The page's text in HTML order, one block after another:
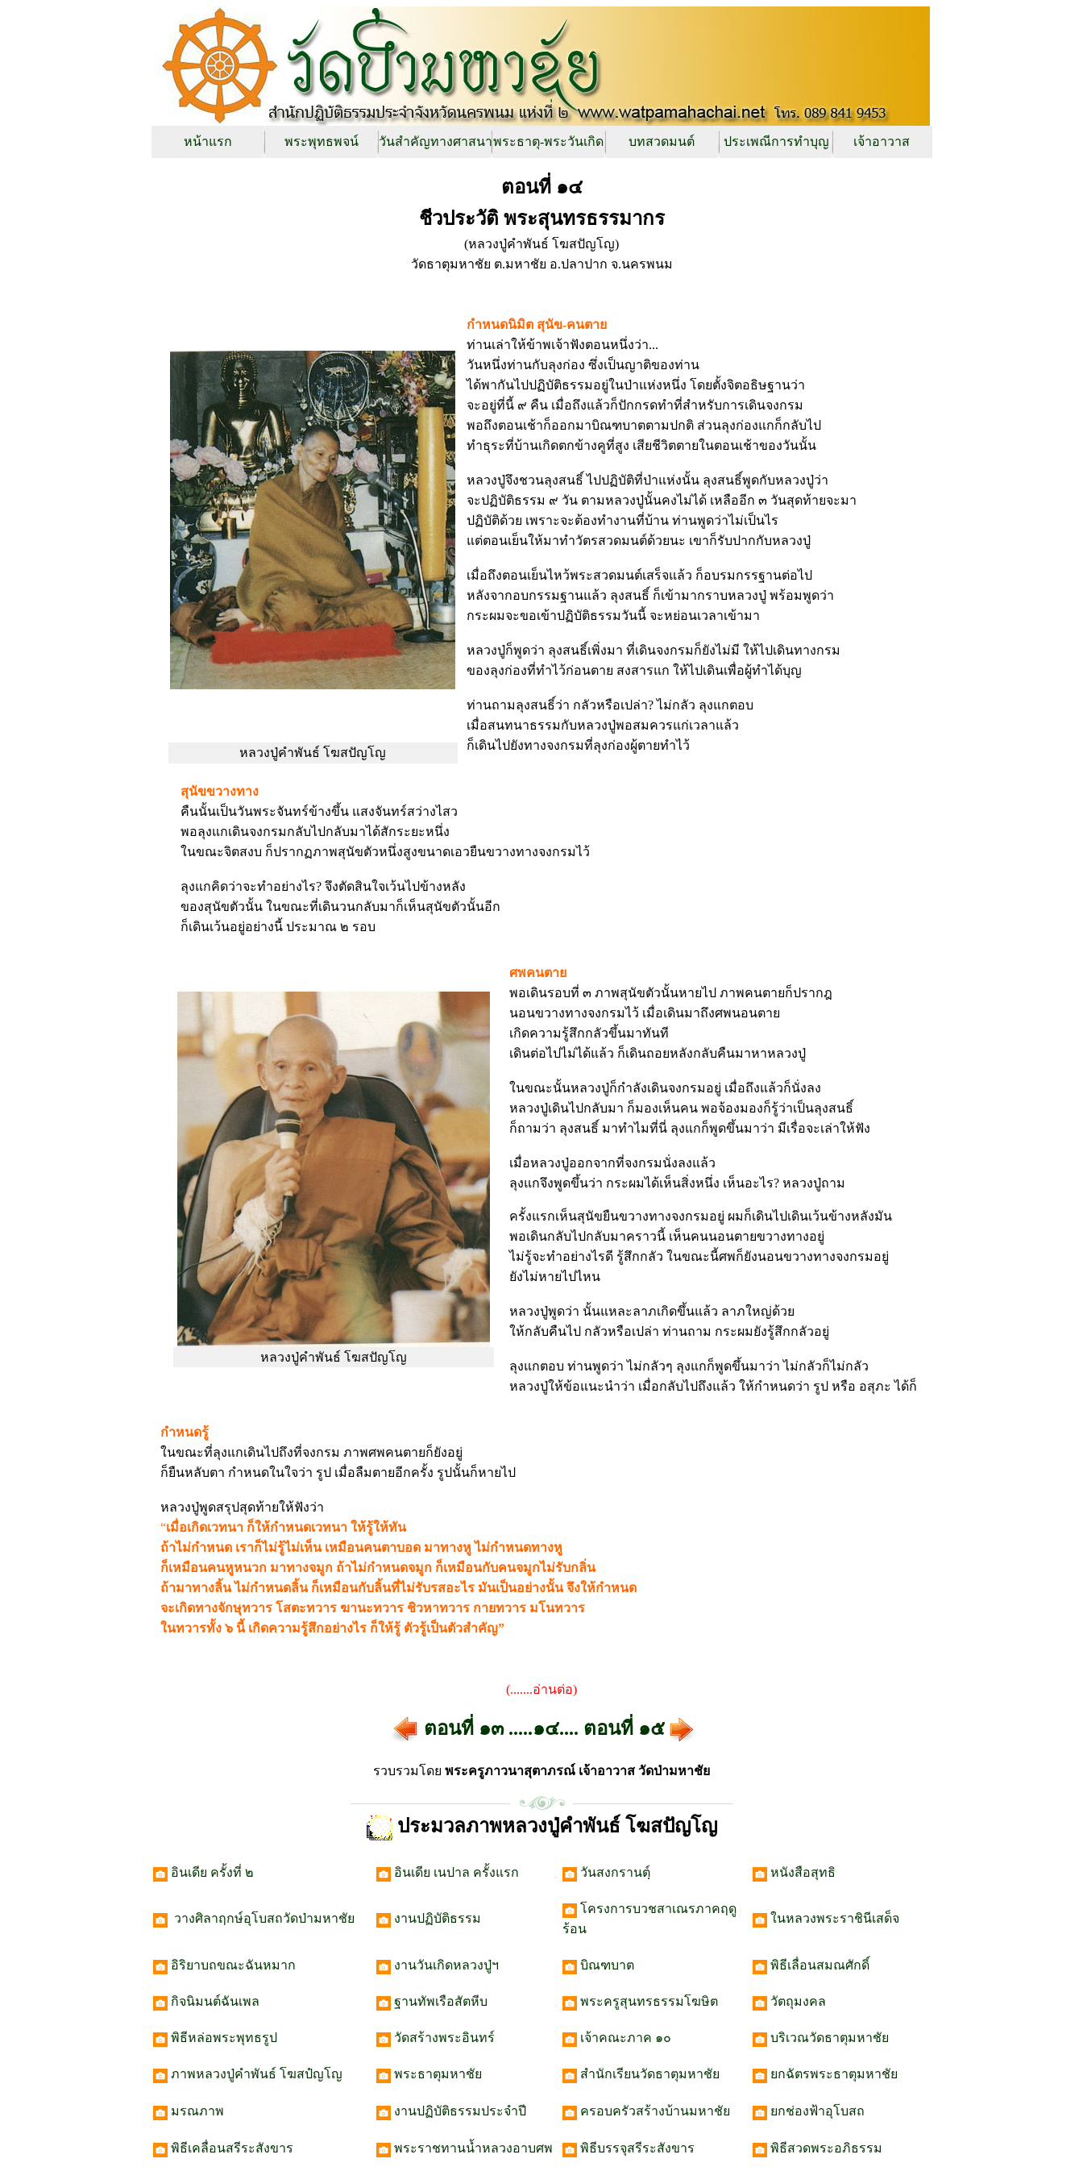
หน้าแรก พระพุทธพจน์ วันสำคัญทางศาสนาพระธาตุ-พระวันเกิด บทสวดมนต์ ประเพณีการทำบุญ เจ้าอาวาส
ตอนที่ ๑๔
ชีวประวัติ พระสุนทรธรรมากร
(หลวงปู่คำพันธ์ โฆสปัญโญ)
วัดธาตุมหาชัย ต.มหาชัย อ.ปลาปาก จ.นครพนม
กำหนดนิมิต สุนัข-คนตาย
ท่านเล่าให้ข้าพเจ้าฟังตอนหนึ่งว่า...
วันหนึ่งท่านกับลุงก่อง ซึ่งเป็นญาติของท่าน
ได้พากันไปปฏิบัติธรรมอยู่ในป่าแห่งหนึ่ง โดยตั้งจิตอธิษฐานว่า
จะอยู่ที่นี้ ๙ คืน เมื่อถึงแล้วก็ปักกรดทำที่สำหรับการเดินจงกรม
พอถึงตอนเช้าก็ออกมาบิณฑบาตตามปกติ ส่วนลุงก่องแกก็กลับไป
ทำธุระที่บ้านเกิดตกข้างคูที่สูง เสียชีวิตตายในตอนเช้าของวันนั้น
หลวงปู่จึงชวนลุงสนธิ์ ไปปฏิบัติที่ป่าแห่งนั้น ลุงสนธิ์พูดกับหลวงปู่ว่า
จะปฏิบัติธรรม ๙ วัน ตามหลวงปู่นั้นคงไม่ได้ เหลืออีก ๓ วันสุดท้ายจะมา
ปฏิบัติด้วย เพราะจะต้องทำงานที่บ้าน ท่านพูดว่าไม่เป็นไร
แต่ตอนเย็นให้มาทำวัตรสวดมนต์ด้วยนะ เขาก็รับปากกับหลวงปู่
เมื่อถึงตอนเย็นไหว้พระสวดมนต์เสร็จแล้ว ก็อบรมกรรฐานต่อไป
หลังจากอบกรรมฐานแล้ว ลุงสนธิ์ ก็เข้ามากราบหลวงปู่ พร้อมพูดว่า
กระผมจะขอเข้าปฏิบัติธรรมวันนี้ จะหย่อนเวลาเข้ามา
หลวงปู่ก็พูดว่า ลุงสนธิ์เพิ่งมา ที่เดินจงกรมก็ยังไม่มี ให้ไปเดินทางกรม
ของลุงก่องที่ทำไว้ก่อนตาย สงสารแก ให้ไปเดินเพื่อผู้ทำได้บุญ
ท่านถามลุงสนธิ์ว่า กลัวหรือเปล่า? ไม่กลัว ลุงแกตอบ
เมื่อสนทนาธรรมกับหลวงปู่พอสมควรแก่เวลาแล้ว
ก็เดินไปยังทางจงกรมที่ลุงก่องผู้ตายทำไว้
หลวงปู่คำพันธ์ โฆสปัญโญ
สุนัขขวางทาง
คืนนั้นเป็นวันพระจันทร์ข้างขึ้น แสงจันทร์สว่างไสว
พอลุงแกเดินจงกรมกลับไปกลับมาได้สักระยะหนึ่ง
ในขณะจิตสงบ ก็ปรากฏภาพสุนัขตัวหนึ่งสูงขนาดเอวยืนขวางทางจงกรมไว้
ลุงแกคิดว่าจะทำอย่างไร? จึงตัดสินใจเว้นไปข้างหลัง
ของสุนัขตัวนั้น ในขณะที่เดินวนกลับมาก็เห็นสุนัขตัวนั้นอีก
ก็เดินเว้นอยู่อย่างนี้ ประมาณ ๒ รอบ
หลวงปู่คำพันธ์ โฆสปัญโญ
ศพคนตาย
พอเดินรอบที่ ๓ ภาพสุนัขตัวนั้นหายไป ภาพคนตายก็ปรากฎ
นอนขวางทางจงกรมไว้ เมื่อเดินมาถึงศพนอนตาย
เกิดความรู้สึกกลัวขึ้นมาทันที
เดินต่อไปไม่ได้แล้ว ก็เดินถอยหลังกลับคืนมาหาหลวงปู่
ในขณะนั้นหลวงปู่ก็กำลังเดินจงกรมอยู่ เมื่อถึงแล้วก็นั่งลง
หลวงปู่เดินไปกลับมา ก็มองเห็นคน พอจ้องมองก็รู้ว่าเป็นลุงสนธิ์
ก็ถามว่า ลุงสนธิ์ มาทำไมที่นี่ ลุงแกก็พูดขึ้นมาว่า มีเรื่อจะเล่าให้ฟัง
เมื่อหลวงปู่ออกจากที่จงกรมนั่งลงแล้ว
ลุงแกจึงพูดขึ้นว่า กระผมได้เห็นสิ่งหนึ่ง เห็นอะไร? หลวงปู่ถาม
ครั้งแรกเห็นสุนัขยืนขวางทางจงกรมอยู่ ผมก็เดินไปเดินเว้นข้างหลังมัน
พอเดินกลับไปกลับมาคราวนี้ เห็นคนนอนตายขวางทางอยู่
ไม่รู้จะทำอย่างไรดี รู้สึกกลัว ในขณะนี้ศพก็ยังนอนขวางทางจงกรมอยู่
ยังไม่หายไปไหน
หลวงปู่พูดว่า นั้นแหละลาภเกิดขึ้นแล้ว ลาภใหญ่ด้วย
ให้กลับคืนไป กลัวหรือเปล่า ท่านถาม กระผมยังรู้สึกกลัวอยู่
ลุงแกตอบ ท่านพูดว่า ไม่กลัวๆ ลุงแกก็พูดขึ้นมาว่า ไม่กลัวก็ไม่กลัว
หลวงปู่ให้ข้อแนะนำว่า เมื่อกลับไปถึงแล้ว ให้กำหนดว่า รูป หรือ อสุภะ ได้ก็
กำหนดรู้
ในขณะที่ลุงแกเดินไปถึงที่จงกรม ภาพศพคนตายก็ยังอยู่
ก็ยืนหลับตา กำหนดในใจว่า รูป เมื่อลืมตายอีกครั้ง รูปนั้นก็หายไป
หลวงปู่พูดสรุปสุดท้ายให้ฟังว่า
“เมื่อเกิดเวทนา ก็ให้กำหนดเวทนา ให้รู้ให้ทัน
ถ้าไม่กำหนด เราก็ไม่รู้ไม่เห็น เหมือนคนตาบอด มาทางหู ไม่กำหนดทางหู
ก็เหมือนคนหูหนวก มาทางจมูก ถ้าไม่กำหนดจมูก ก็เหมือนกับคนจมูกไม่รับกลิ่น
ถ้ามาทางลิ้น ไม่กำหนดลิ้น ก็เหมือนกับลิ้นที่ไม่รับรสอะไร มันเป็นอย่างนั้น จึงให้กำหนด
จะเกิดทางจักษุทวาร โสตะทวาร ฆานะทวาร ชิวหาทวาร กายทวาร มโนทวาร
ในทวารทั้ง ๖ นี้ เกิดความรู้สึกอย่างไร ก็ให้รู้ ตัวรู้เป็นตัวสำคัญ”
(.......อ่านต่อ)
ตอนที่ ๑๓ .....๑๔.... ตอนที่ ๑๕
รวบรวมโดย พระครูภาวนาสุตาภรณ์ เจ้าอาวาส วัดป่ามหาชัย
ประมวลภาพหลวงปู่คำพันธ์ โฆสปัญโญ
อินเดีย ครั้งที่ ๒ อินเดีย เนปาล ครั้งแรก วันสงกรานตฺ์ หนังสือสุทธิ
วางศิลาฤกษ์อุโบสถวัดป่ามหาชัย งานปฏิบัติธรรม
โครงการบวชสาเณรภาคฤดู
ร้อน
ในหลวงพระราชินีเสด็จ
อิริยาบถขณะฉันหมาก งานวันเกิดหลวงปู่ฯ บิณฑบาต พิธีเลื่อนสมณศักดิ์
กิจนิมนต์ฉันเพล ฐานทัพเรือสัตหีบ พระครูสุนทรธรรมโฆษิต วัตถุมงคล
พิธีหล่อพระพุทธรูป วัดสร้างพระอินทร์ เจ้าคณะภาค ๑๐ บริเวณวัดธาตุมหาชัย
ภาพหลวงปู่คำพันธ์ โฆสปํญโญ พระธาตุมหาชัย สำนักเรียนวัดธาตุมหาชัย ยกฉัตรพระธาตุมหาชัย
มรณภาพ งานปฏิบัติธรรมประจำปี ครอบครัวสร้างบ้านมหาชัย ยกช่องฟ้าอุโบสถ
พิธีเคลื่อนสรีระสังขาร พระราชทานน้ำหลวงอาบศพ พิธีบรรจุสรีระสังขาร พิธีสวดพระอภิธรรม